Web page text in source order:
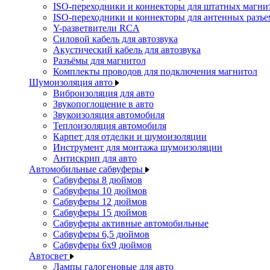
ISO-переходники и коннекторы для штатных
ISO-переходники и коннекторы для антенных
Y-разветвители RCA
Силовой кабель для автозвука
Акустический кабель для автозвука
Разъёмы для магнитол
Комплекты проводов для подключения магнитол
Шумоизоляция авто
Виброизоляция для авто
Звукопоглощение в авто
Звукоизоляция автомобиля
Теплоизоляция автомобиля
Карпет для отделки и шумоизоляции
Инструмент для монтажа шумоизоляции
Антискрип для авто
Автомобильные сабвуферы
Сабвуферы 8 дюймов
Сабвуферы 10 дюймов
Сабвуферы 12 дюймов
Сабвуферы 15 дюймов
Сабвуферы активные автомобильные
Сабвуферы 6,5 дюймов
Сабвуферы 6x9 дюймов
Автосвет
Лампы галогеновые для авто